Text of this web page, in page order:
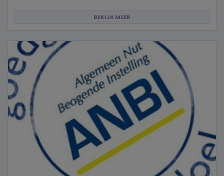
BEKIJK MEER